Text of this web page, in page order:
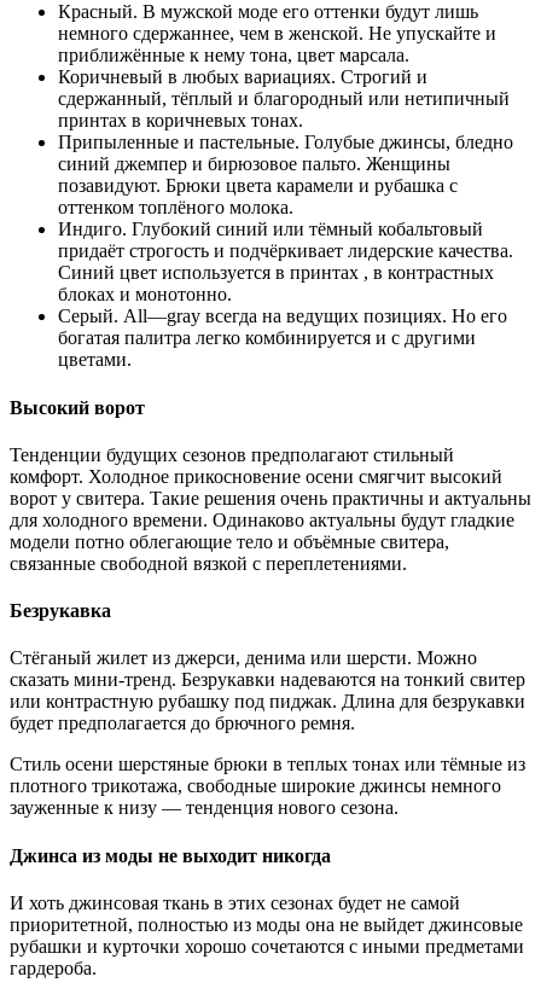
Красный. В мужской моде его оттенки будут лишь
немного сдержаннее, чем в женской. Не упускайте и
приближённые к нему тона, цвет марсала.
Коричневый в любых вариациях. Строгий и
сдержанный, тёплый и благородный или нетипичный
принтах в коричневых тонах.
Припыленные и пастельные. Голубые джинсы, бледно
синий джемпер и бирюзовое пальто. Женщины
позавидуют. Брюки цвета карамели и рубашка с
оттенком топлёного молока.
Индиго. Глубокий синий или тёмный кобальтовый
придаёт строгость и подчёркивает лидерские качества.
Синий цвет используется в принтах , в контрастных
блоках и монотонно.
Серый. All—gray всегда на ведущих позициях. Но его
богатая палитра легко комбинируется и с другими
цветами.
Высокий ворот
Тенденции будущих сезонов предполагают стильный
комфорт. Холодное прикосновение осени смягчит высокий
ворот у свитера. Такие решения очень практичны и актуальны
для холодного времени. Одинаково актуальны будут гладкие
модели потно облегающие тело и объёмные свитера,
связанные свободной вязкой с переплетениями.
Безрукавка
Стёганый жилет из джерси, денима или шерсти. Можно
сказать мини-тренд. Безрукавки надеваются на тонкий свитер
или контрастную рубашку под пиджак. Длина для безрукавки
будет предполагается до брючного ремня.
Стиль осени шерстяные брюки в теплых тонах или тёмные из
плотного трикотажа, свободные широкие джинсы немного
зауженные к низу — тенденция нового сезона.
Джинса из моды не выходит никогда
И хоть джинсовая ткань в этих сезонах будет не самой
приоритетной, полностью из моды она не выйдет джинсовые
рубашки и курточки хорошо сочетаются с иными предметами
гардероба.